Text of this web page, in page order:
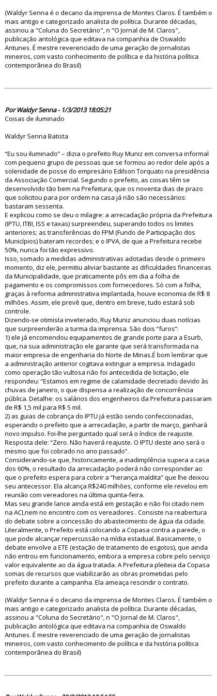
(Waldyr Senna é o decano da imprensa de Montes Claros. É também o
mais antigo e categorizado analista de política. Durante décadas,
assinou a "Coluna do Secretário", n "O Jornal de M. Claros",
publicação antológica que editava na companhia de Oswaldo
Antunes. É mestre reverenciado de uma geração de jornalistas
mineiros, com vasto conhecimento de política e da história política
contemporânea do Brasil)
Por Waldyr Senna - 1/3/2013 18:05:21
Coisas de iluminado
Waldyr Senna Batista
“Eu sou iluminado” – dizia o prefeito Ruy Muniz em conversa informal
com pequeno grupo de pessoas que se formou ao redor dele após a
solenidade de posse do empresário Edilson Torquato na presidência
da Associação Comercial. Segundo o prefeito, as coisas têm se
desenvolvido tão bem na Prefeitura, que os noventa dias de prazo
que solicitou para por ordem na casa já não são necessários:
bastaram sessenta.
E explicou como se deu o milagre: a arrecadação própria da Prefeitura
(IPTU, ITBI, ISS e taxas) surpreendeu, superando todos os limites
anteriores; as transferências do FPM (Fundo de Participação dos
Municípios) bateram recordes; e o IPVA, de que a Prefeitura recebe
50%, nunca foi tão expressivo.
Isso, somado a medidas administrativas adotadas desde o primeiro
momento, diz ele, permitiu aliviar bastante as dificuldades financeiras
da Municipalidade, que praticamente pôs em dia a folha de
pagamento e os compromissos com fornecedores. Só com a folha,
graças à reforma administrativa implantada, houve economia de R$ 8
milhões. Assim, ele prevê que, dentro em breve, tudo estará sob
controle.
Dizendo-se otimista inveterado, Ruy Muniz anunciou duas notícias
que surpreenderão a turma da imprensa. São dois “furos”:
1) ele já encomendou equipamentos de grande porte para a Esurb,
que, na sua administração ele garante que será transformada na
maior empresa de engenharia do Norte de Minas.É bom lembrar que
a administração anterior cogitava extinguir a empresa. Indagado
como operação tão vultosa não foi antecedida de licitação, ele
respondeu: “Estamos em regime de calamidade decretado devido às
chuvas de janeiro, o que dispensa a realização de concorrência
pública. Detalhe: os salários dos engenheiros da Prefeitura passaram
de R$ 1,5 mil para R$ 5 mil.
2) as guias de cobrança do IPTU já estão sendo confeccionadas,
esperando o prefeito que a arrecadação, a partir de março, ganhará
novo impulso. Foi-lhe perguntado qual será o índice de reajuste.
Resposta dele: “Zero. Não haverá reajuste. O IPTU deste ano será o
mesmo que foi cobrado no ano passado”.
Considerando-se que, historicamente, a inadimplência supera a casa
dos 60%, o resultado da arrecadação poderá não corresponder ao
que o prefeito espera para cobrir a “herança maldita” que lhe deixou
seu antecessor. Ela alcança R$240 milhões, conforme ele revelou em
reunião com vereadores na última quinta-feira.
Mas seu grande lance ainda está em gestação e não foi citado nem
na ACI,nem no encontro com os vereadores . Consiste na reabertura
do debate sobre a concessão do abastecimento de água da cidade.
Literalmente, o Prefeito está colocando a Copasa contra a parede, o
que pode alcançar repercussão na mídia estadual. Basicamente, o
debate envolve a ETE (estação de tratamento de esgotos), que ainda
não entrou em funcionamento, embora a empresa cobre pelo serviço
valor equivalente ao da água tratada. A Prefeitura pleiteia da Copasa
somas de recursos que viabilizarão as obras prometidas pelo
prefeito durante a campanha. Ela ameaça rescindir o contrato.
(Waldyr Senna é o decano da imprensa de Montes Claros. É também o
mais antigo e categorizado analista de política. Durante décadas,
assinou a "Coluna do Secretário", n "O Jornal de M. Claros",
publicação antológica que editava na companhia de Oswaldo
Antunes. É mestre reverenciado de uma geração de jornalistas
mineiros, com vasto conhecimento de política e da história política
contemporânea do Brasil)